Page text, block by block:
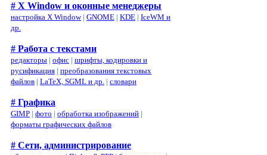
# X Window и оконные менеджеры
настройка X Window| GNOME | KDE | IceWM и
др.
# Работа с текстами
редакторы | офис | шрифты, кодировки и
русификация | преобразования текстовых
файлов | LaTeX, SGML и др. | словари
# Графика
GIMP | фото | обработка изображений |
форматы графических файлов
# Сети, администрирование